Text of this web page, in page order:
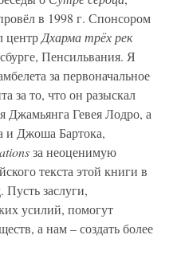
в 1998 г. Спонсором
центр Дхарма трёх рек
Пенсильвания. Я
за первоначальное
за то, что он разыскал
Джамьянга Гевея Лодро, а
и Джоша Бартока,
за неоценимую
текста этой книги в
заслуги,
усилий, помогут
а нам – создать более